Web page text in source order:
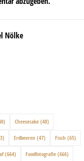
Nölke
Cheesecake (48)
Erdbeeren (47) Fisch (65)
(664) Foodfotografie (666)